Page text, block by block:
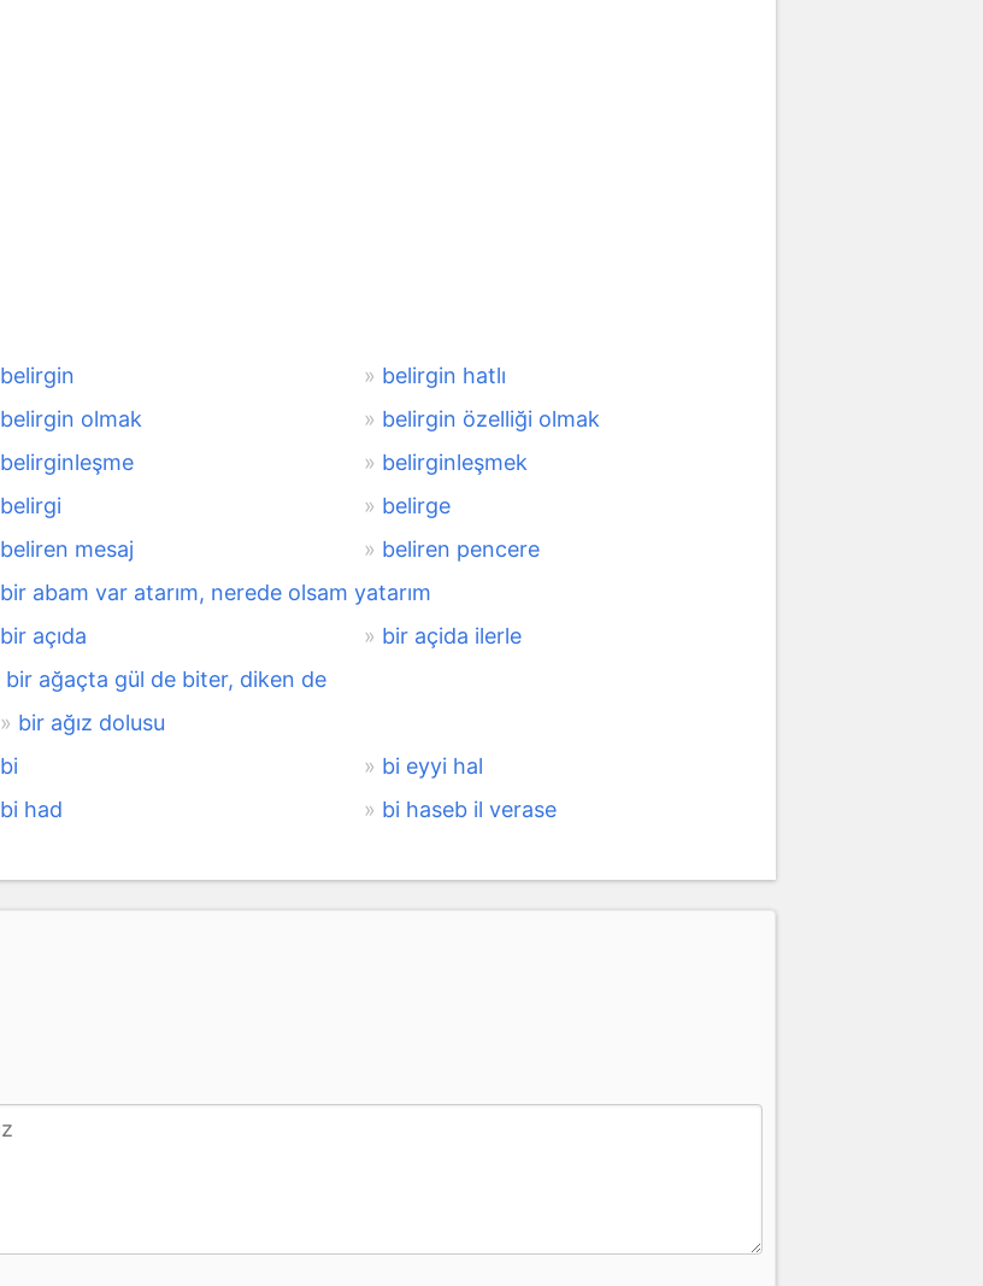
belirgin
belirgin hatlı
belirgin olmak
belirgin özelliği olmak
belirginleşme
belirginleşmek
belirgi
belirge
beliren mesaj
beliren pencere
bir abam var atarım, nerede olsam yatarım
bir açıda
bir açida ilerle
bir ağaçta gül de biter, diken de
bir ağız dolusu
bi
bi eyyi hal
bi had bi haseb il verase